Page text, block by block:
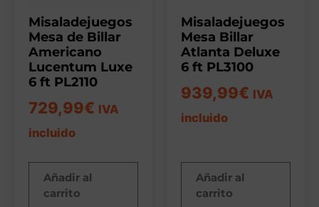
Misaladejuegos
Mesa de Billar
Americano
Lucentum Luxe
6 ft PL2110
729,99€ IVA
incluido
Añadir al
carrito
Misaladejuegos
Mesa Billar
Atlanta Deluxe
6 ft PL3100
939,99€ IVA
incluido
Añadir al
carrito